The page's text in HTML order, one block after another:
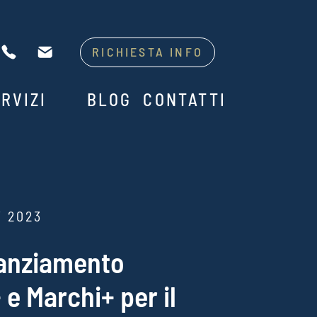
RICHIESTA INFO
BLOG CONTATTI
2023
Marchi+ per il